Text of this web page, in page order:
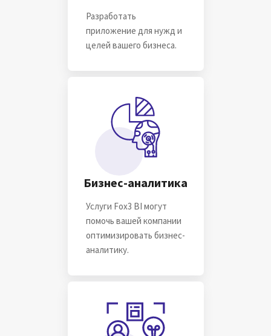
Разработать
приложение для нужд и
целей вашего бизнеса.
Бизнес-аналитика
Услуги Fox3 BI могут
помочь вашей компании
оптимизировать бизнес-
аналитику.